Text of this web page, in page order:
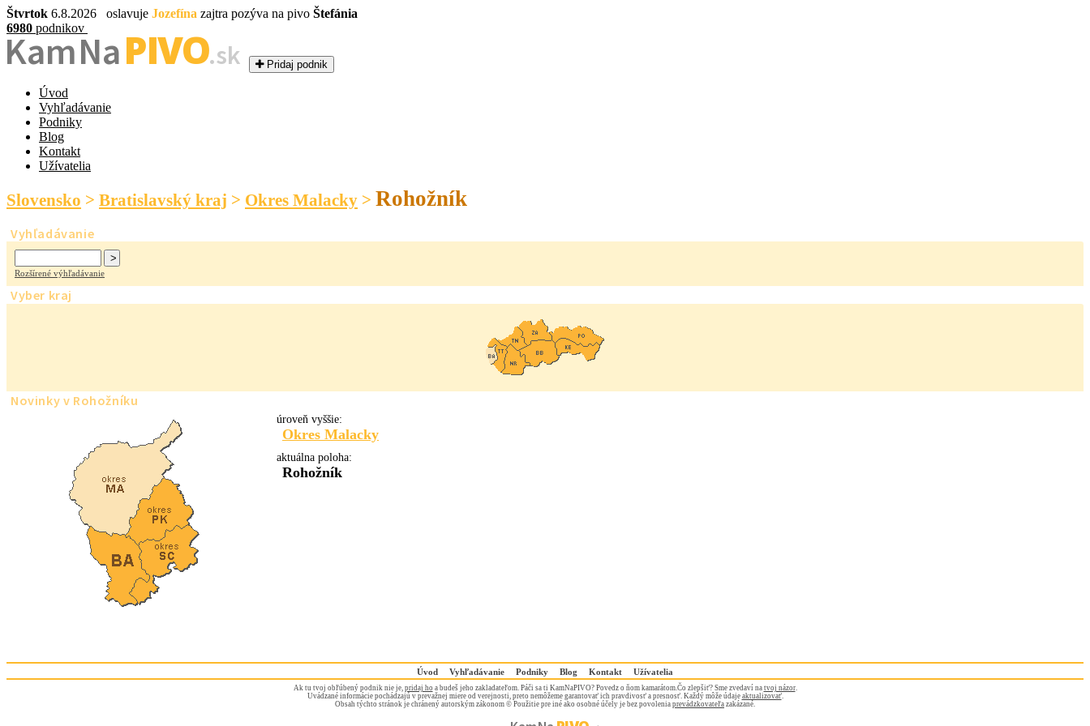
Štvrtok 6.8.2026 oslavuje Jozefína zajtra pozýva na pivo Štefánia
6980 podnikov
Kam NaPIVO.sk Pridaj podnik
Úvod
Vyhľadávanie
Podniky
Blog
Kontakt
Užívatelia
Slovensko > Bratislavský kraj > Okres Malacky > Rohožník
Vyhľadávanie
Rozšírené výhľadávanie
Vyber kraj
Novinky v Rohožníku
úroveň vyššie:
Okres Malacky
aktuálna poloha:
Rohožník
Úvod Vyhľadávanie Podniky Blog Kontakt Užívatelia
Ak tu tvoj obľúbený podnik nie je, pridaj hoa budeš jeho zakladateľom. Páči sa ti KamNaPIVO? Povedz o ňom kamarátom.Čo zlepšiť? Sme zvedaví na tvoj názor.
Uvádzané informácie pochádzajú v prevažnej miere od verejnosti, preto nemôžeme garantovať ich pravdivosť a presnosť. Každý môže údaje aktualizovať.
Obsah týchto stránok je chránený autorským zákonom © Použitie pre iné ako osobné účely je bez povolenia prevádzkovateľa zakázané.